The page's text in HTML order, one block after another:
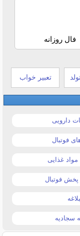
فال روزانه
تعبیر خواب
دارویی
فوتبال
مواد غذایی
فوتبال
سجادیه